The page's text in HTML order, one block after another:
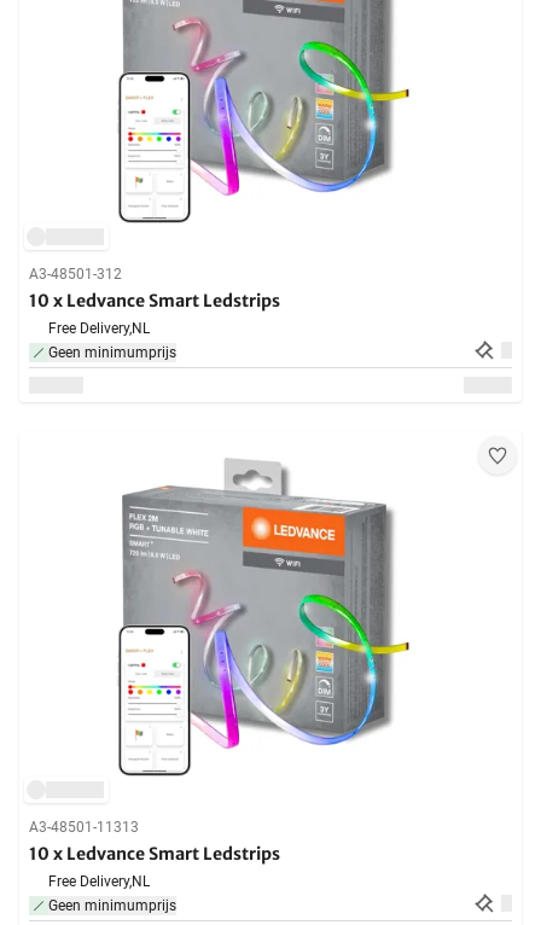
A3-48501-312
10 x Ledvance Smart Ledstrips
Free Delivery,NL
Geen minimumprijs
A3-48501-11313
10 x Ledvance Smart Ledstrips
Free Delivery,NL
Geen minimumprijs